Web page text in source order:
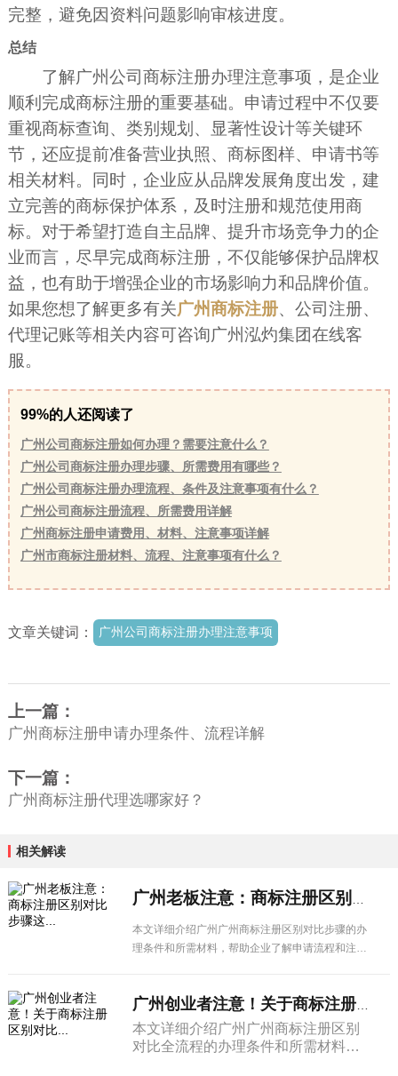
完整，避免因资料问题影响审核进度。
总结
了解广州公司商标注册办理注意事项，是企业
顺利完成商标注册的重要基础。申请过程中不仅要
重视商标查询、类别规划、显著性设计等关键环
节，还应提前准备营业执照、商标图样、申请书等
相关材料。同时，企业应从品牌发展角度出发，建
立完善的商标保护体系，及时注册和规范使用商
标。对于希望打造自主品牌、提升市场竞争力的企
业而言，尽早完成商标注册，不仅能够保护品牌权
益，也有助于增强企业的市场影响力和品牌价值。
如果您想了解更多有关广州商标注册、公司注册、
代理记账等相关内容可咨询广州泓灼集团在线客
服。
99%的人还阅读了
广州公司商标注册如何办理？需要注意什么？
广州公司商标注册办理步骤、所需费用有哪些？
广州公司商标注册办理流程、条件及注意事项有什么？
广州公司商标注册流程、所需费用详解
广州商标注册申请费用、材料、注意事项详解
广州市商标注册材料、流程、注意事项有什么？
文章关键词： 广州公司商标注册办理注意事项
上一篇：
广州商标注册申请办理条件、流程详解
下一篇：
广州商标注册代理选哪家好？
相关解读
本文详细介绍广州广州商标注册区别对比步骤的办
理条件和所需材料，帮助企业了解申请流程和注意
广州创业者注意！关于商标注册区别对比...
本文详细介绍广州广州商标注册区别
对比全流程的办理条件和所需材料，